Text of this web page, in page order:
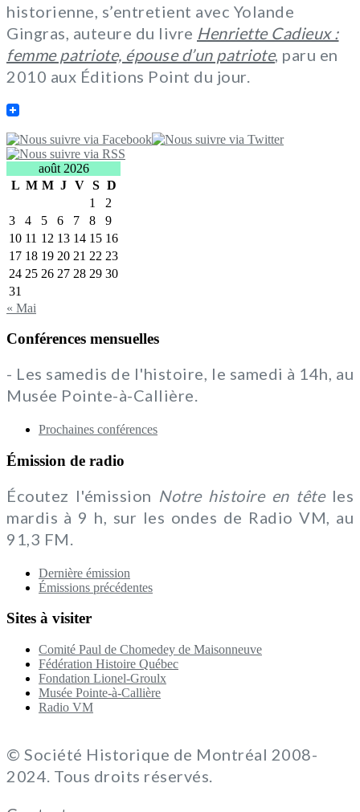
historienne, s’entretient avec Yolande
Gingras, auteure du livre Henriette Cadieux :
femme patriote, épouse d’un patriote, paru en
2010 aux Éditions Point du jour.
août 2026
L M M J V S D
1
2
3
4 5 6 7 8
9
10 11 12 13 14 15 16
17 18 19 20 21 22 23
24 25 26 27 28 29 30
31
« Mai
Conférences mensuelles
- Les samedis de l'histoire, le samedi à 14h, au
Musée Pointe-à-Callière.
Prochaines conférences
Émission de radio
Écoutez l'émission Notre histoire en têteles
mardis à 9 h, sur les ondes de Radio VM, au
91,3 FM.
Dernière émission
Émissions précédentes
Sites à visiter
Comité Paul de Chomedey de Maisonneuve
Fédération Histoire Québec
Fondation Lionel-Groulx
Musée Pointe-à-Callière
Radio VM
© Société Historique de Montréal 2008-
2024. Tous droits réservés.